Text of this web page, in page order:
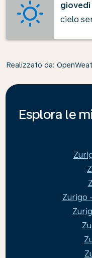
giovedì
cielo
Realizzato da:
Esplora le
Zurigo